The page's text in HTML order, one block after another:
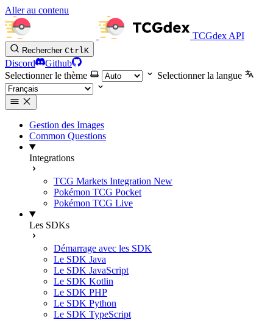
Aller au contenu
TCGdex API
Rechercher CtrlK
Discord
Github
Selectionner le thème
Selectionner la langue
Gestion des Images
Common Questions
Integrations
TCG Markets Integration New
Pokémon TCG Pocket
Pokémon TCG Live
Les SDKs
Démarrage avec les SDK
Le SDK Java
Le SDK JavaScript
Le SDK Kotlin
Le SDK PHP
Le SDK Python
Le SDK TypeScript